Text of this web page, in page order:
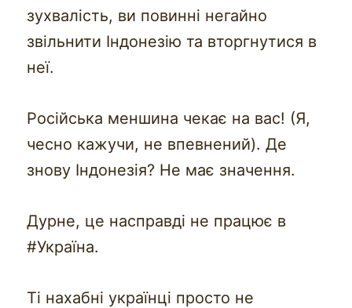
зухвалість, ви повинні негайно
звільнити Індонезію та вторгнутися в
неї.
Російська меншина чекає на вас! (Я,
чесно кажучи, не впевнений). Де
знову Індонезія? Не має значення.
Дурне, це насправді не працює в
#Україна.
Ті нахабні українці просто не